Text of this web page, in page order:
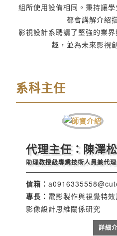
組所使用設備相同。秉持讓
都會講解介紹
影視設計系聘請了堅強的業
趣，並為未來影視
系科主任
代理主任：陳澤
助理教授級專業技術人員兼代
信箱：
專長： 電影製作與視覺特
影像設計思維關係研究
詳細